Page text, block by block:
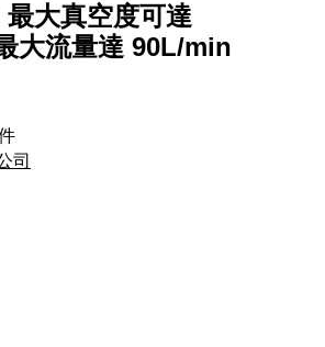
大真空度可達
大流量達 90L/min
司